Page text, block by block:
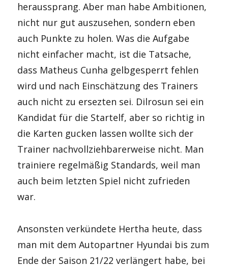
heraussprang. Aber man habe Ambitionen,
nicht nur gut auszusehen, sondern eben
auch Punkte zu holen. Was die Aufgabe
nicht einfacher macht, ist die Tatsache,
dass Matheus Cunha gelbgesperrt fehlen
wird und nach Einschätzung des Trainers
auch nicht zu ersezten sei. Dilrosun sei ein
Kandidat für die Startelf, aber so richtig in
die Karten gucken lassen wollte sich der
Trainer nachvollziehbarerweise nicht. Man
trainiere regelmäßig Standards, weil man
auch beim letzten Spiel nicht zufrieden
war.
Ansonsten verkündete Hertha heute, dass
man mit dem Autopartner Hyundai bis zum
Ende der Saison 21/22 verlängert habe, bei